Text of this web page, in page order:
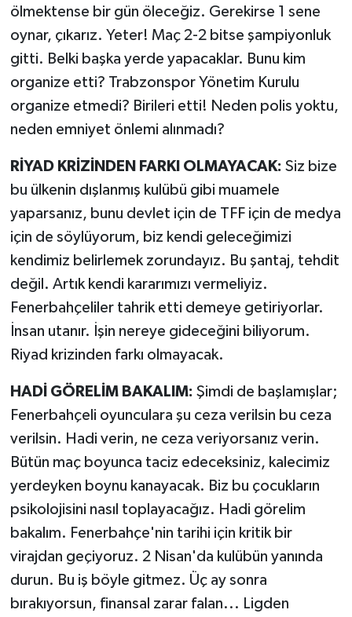
ölmektense bir gün öleceğiz. Gerekirse 1 sene
oynar, çıkarız. Yeter! Maç 2-2 bitse şampiyonluk
gitti. Belki başka yerde yapacaklar. Bunu kim
organize etti? Trabzonspor Yönetim Kurulu
organize etmedi? Birileri etti! Neden polis yoktu,
neden emniyet önlemi alınmadı?
RİYAD KRİZİNDEN FARKI OLMAYACAK: Siz bize
bu ülkenin dışlanmış kulübü gibi muamele
yaparsanız, bunu devlet için de TFF için de medya
için de söylüyorum, biz kendi geleceğimizi
kendimiz belirlemek zorundayız. Bu şantaj, tehdit
değil. Artık kendi kararımızı vermeliyiz.
Fenerbahçeliler tahrik etti demeye getiriyorlar.
İnsan utanır. İşin nereye gideceğini biliyorum.
Riyad krizinden farkı olmayacak.
HADİ GÖRELİM BAKALIM: Şimdi de başlamışlar;
Fenerbahçeli oyunculara şu ceza verilsin bu ceza
verilsin. Hadi verin, ne ceza veriyorsanız verin.
Bütün maç boyunca taciz edeceksiniz, kalecimiz
yerdeyken boynu kanayacak. Biz bu çocukların
psikolojisini nasıl toplayacağız. Hadi görelim
bakalım. Fenerbahçe'nin tarihi için kritik bir
virajdan geçiyoruz. 2 Nisan'da kulübün yanında
durun. Bu iş böyle gitmez. Üç ay sonra
bırakıyorsun, finansal zarar falan... Ligden